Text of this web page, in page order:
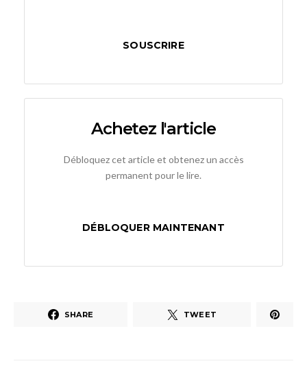
SOUSCRIRE
Achetez l'article
Débloquez cet article et obtenez un accès
permanent pour le lire.
DÉBLOQUER MAINTENANT
SHARE TWEET